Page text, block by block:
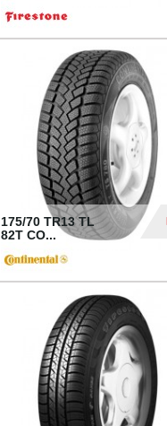
175/70 TR13 TL
82T CO...